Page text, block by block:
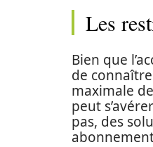
Les
Bien que
de
maximale
peut
pas, des